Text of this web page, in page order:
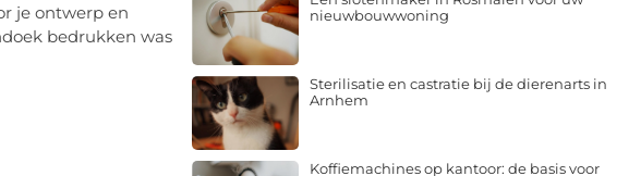
je ontwerp en
bedrukken was
nieuwbouwwoning
Sterilisatie en castratie bij de dierenarts in
Arnhem
Koffiemachines op kantoor: de basis voor